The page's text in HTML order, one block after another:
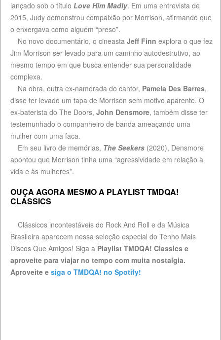
lançado sob o título Love Him Madly. Em uma entrevista de
2015, Judy demonstrou compaixão por Morrison, afirmando que
o enxergava como alguém “preso”.
No novo documentário, o cineasta Jeff Finn explora o que fez
Jim Morrison ser levado para um caminho autodestrutivo, ao
mesmo tempo em que busca entender sua personalidade
complexa.
Na obra, outra ex-namorada do cantor, Pamela Des Barres,
disse ter levado um tapa de Morrison sem motivo aparente. O
ex-baterista do The Doors, John Densmore, também disse ter
testemunhado o companheiro de banda ameaçando uma
mulher com uma faca.
Em seu livro de memórias, The Seekers(2020), Densmore
apontou que Morrison tinha uma “agressividade em relação à
vida e às mulheres”.
OUÇA AGORA MESMO A PLAYLIST TMDQA!
CLASSICS
Clássicos incontestáveis do Rock And Roll e da Música
Brasileira aparecem nessa seleção especial do Tenho Mais
Discos Que Amigos! Siga a Playlist TMDQA! Classics e
aproveite para viajar no tempo com muita nostalgia.
Aproveite e siga o TMDQA! no Spotify!